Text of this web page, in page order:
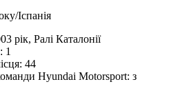
Іспанія
рік, Ралі Каталонії
1
44
Hyundai Motorsport: з